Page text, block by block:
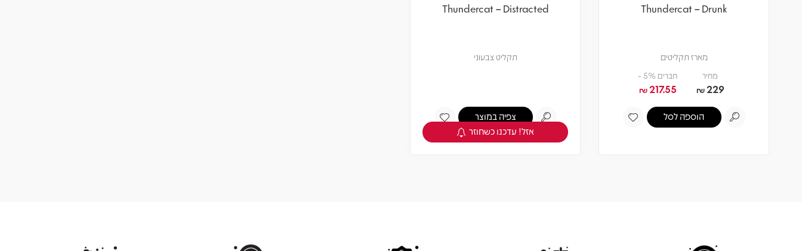
Thundercat – Drunk
מארז תקליטים
מחיר
229
₪
חברים 5% -
217.55
₪
הוספה לסל
Thundercat – Distracted
תקליט צבעוני
צפיה במוצר
אזל! עדכנו כשחוזר